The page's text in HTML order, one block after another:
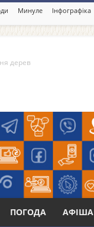
Минуле Інфографіка
ПОГОДА АФІША
дерев